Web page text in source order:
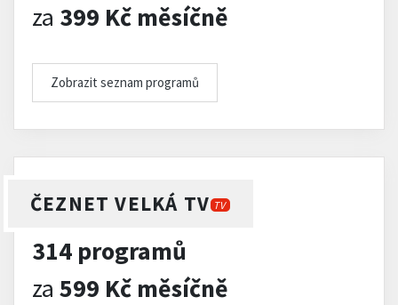
za 399 Kč měsíčně
Zobrazit seznam programů
ČEZNET VELKÁ TV TV
314 programů
za 599 Kč měsíčně